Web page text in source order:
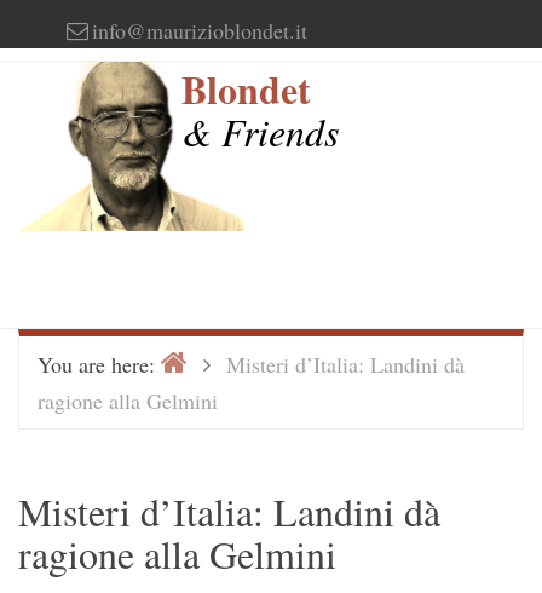
to
info@maurizioblondet.it
Blondet
& Friends
You are here: HomeMisteri d’Italia: Landini dà
ragione alla Gelmini
Misteri d’Italia: Landini dà
ragione alla Gelmini